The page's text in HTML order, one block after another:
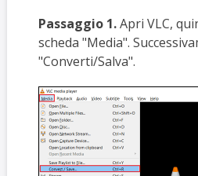
Passaggio 1.Apri VLC,
scheda "Media".
"Converti/Salva".